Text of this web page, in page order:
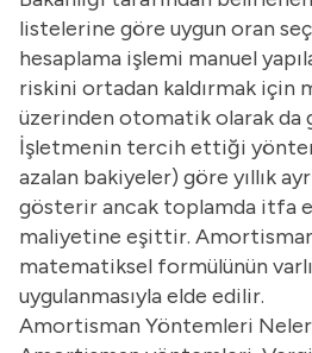
listelerine göre uygun oran
hesaplama işlemi manuel
riskini ortadan kaldırmak için
üzerinden otomatik olarak da
İşletmenin tercih ettiği
azalan bakiyeler) göre yıllık
gösterir ancak toplamda itfa
maliyetine eşittir.
matematiksel formülünün
uygulanmasıyla elde edilir.
Amortisman Yöntemleri